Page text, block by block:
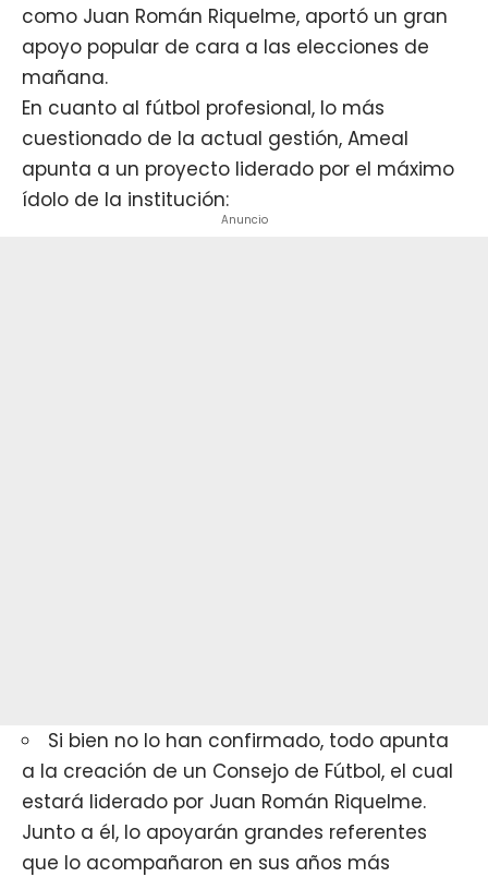
como Juan Román Riquelme, aportó un gran
apoyo popular de cara a las elecciones de
mañana.
En cuanto al fútbol profesional, lo más
cuestionado de la actual gestión, Ameal
apunta a un proyecto liderado por el máximo
ídolo de la institución:
Anuncio
Si bien no lo han confirmado, todo apunta
a la creación de un Consejo de Fútbol, el cual
estará liderado por Juan Román Riquelme.
Junto a él, lo apoyarán grandes referentes
que lo acompañaron en sus años más